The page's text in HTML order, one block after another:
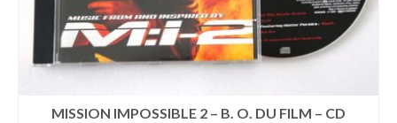
MISSION IMPOSSIBLE 2 – B. O. DU FILM – CD